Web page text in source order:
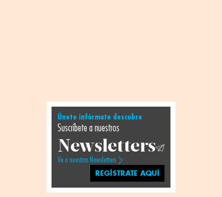
Únete infórmate descubre
Suscríbete a nuestros
Newsletters
Ve a nuestros Newsletters
REGÍSTRATE AQUÍ